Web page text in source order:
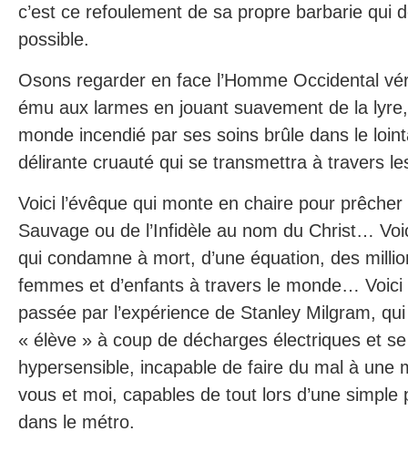
c’est ce refoulement de sa propre barbarie qui
possible.
Osons regarder en face l’Homme Occidental
ému aux larmes en jouant suavement de la
monde incendié par ses soins brûle dans le
délirante cruauté qui se transmettra à travers
Voici l’évêque qui monte en chaire pour
Sauvage ou de l’Infidèle au nom du Christ…
qui condamne à mort, d’une équation, des
femmes et d’enfants à travers le monde…
passée par l’expérience de Stanley Milgram,
« élève » à coup de décharges électriques et
hypersensible, incapable de faire du mal à une
vous et moi, capables de tout lors d’une simple
dans le métro.